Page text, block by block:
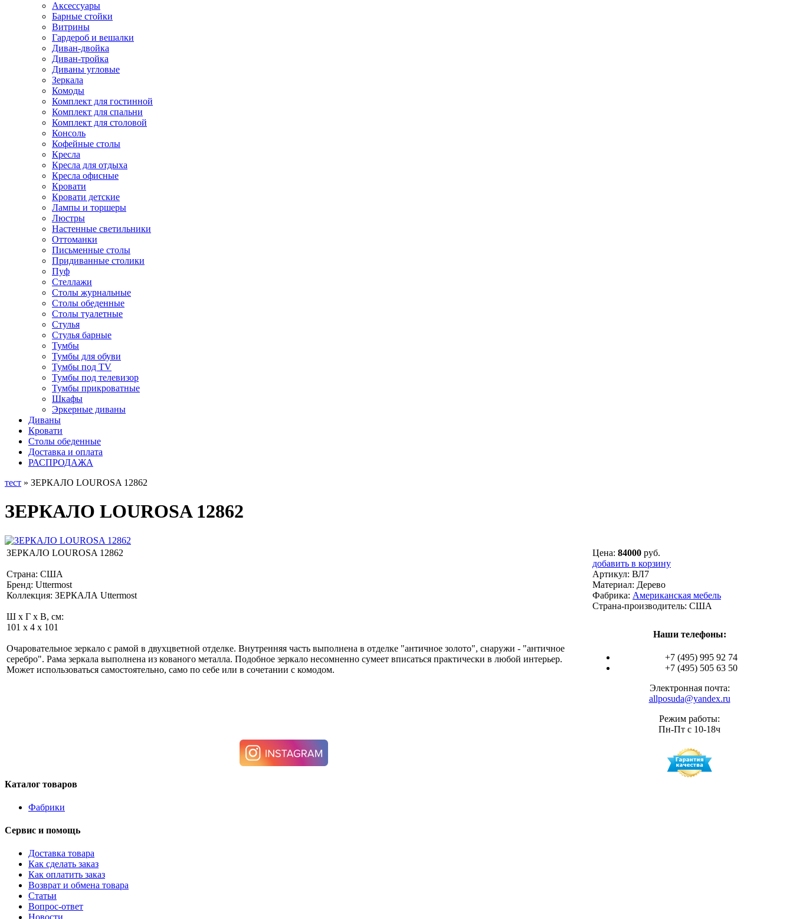
Аксессуары
Барные стойки
Витрины
Гардероб и вешалки
Диван-двойка
Диван-тройка
Диваны угловые
Зеркала
Комоды
Комплект для гостинной
Комплект для спальни
Комплект для столовой
Консоль
Кофейные столы
Кресла
Кресла для отдыха
Кресла офисные
Кровати
Кровати детские
Лампы и торшеры
Люстры
Настенные светильники
Оттоманки
Письменные столы
Придиванные столики
Пуф
Стеллажи
Столы журнальные
Столы обеденные
Столы туалетные
Стулья
Стулья барные
Тумбы
Тумбы для обуви
Тумбы под TV
Тумбы под телевизор
Тумбы прикроватные
Шкафы
Эркерные диваны
Диваны
Кровати
Столы обеденные
Доставка и оплата
РАСПРОДАЖА
тест » ЗЕРКАЛО LOUROSA 12862
ЗЕРКАЛО LOUROSA 12862
ЗЕРКАЛО LOUROSA 12862
Страна: США
Бренд: Uttermost
Коллекция: ЗЕРКАЛА Uttermost
Ш x Г x В, см:
101 x 4 x 101
Очаровательное зеркало с рамой в двухцветной отделке. Внутренняя часть выполнена в отделке "античное золото", снаружи - "античное
серебро". Рама зеркала выполнена из кованого металла. Подобное зеркало несомненно сумеет вписаться практически в любой интерьер.
Может использоваться самостоятельно, само по себе или в сочетании с комодом.
Цена: 84000 руб.
добавить в корзину
Артикул: ВЛ7
Материал: Дерево
Фабрика: Американская мебель
Страна-производитель: США
Наши телефоны:
+7 (495) 995 92 74
+7 (495) 505 63 50
Электронная почта:
allposuda@yandex.ru
Режим работы:
Пн-Пт с 10-18ч
Каталог товаров
Фабрики
Сервис и помощь
Доставка товара
Как сделать заказ
Как оплатить заказ
Возврат и обмена товара
Статьи
Вопрос-ответ